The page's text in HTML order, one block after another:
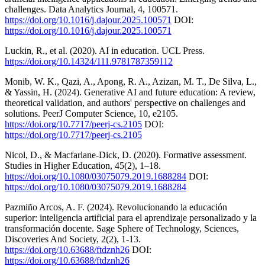
challenges. Data Analytics Journal, 4, 100571.
https://doi.org/10.1016/j.dajour.2025.100571 DOI:
https://doi.org/10.1016/j.dajour.2025.100571
Luckin, R., et al. (2020). AI in education. UCL Press.
https://doi.org/10.14324/111.9781787359112
Monib, W. K., Qazi, A., Apong, R. A., Azizan, M. T., De Silva, L.,
& Yassin, H. (2024). Generative AI and future education: A review,
theoretical validation, and authors' perspective on challenges and
solutions. PeerJ Computer Science, 10, e2105.
https://doi.org/10.7717/peerj-cs.2105 DOI:
https://doi.org/10.7717/peerj-cs.2105
Nicol, D., & Macfarlane-Dick, D. (2020). Formative assessment.
Studies in Higher Education, 45(2), 1–18.
https://doi.org/10.1080/03075079.2019.1688284 DOI:
https://doi.org/10.1080/03075079.2019.1688284
Pazmiño Arcos, A. F. (2024). Revolucionando la educación
superior: inteligencia artificial para el aprendizaje personalizado y la
transformación docente. Sage Sphere of Technology, Sciences,
Discoveries And Society, 2(2), 1-13.
https://doi.org/10.63688/ftdznh26 DOI:
https://doi.org/10.63688/ftdznh26